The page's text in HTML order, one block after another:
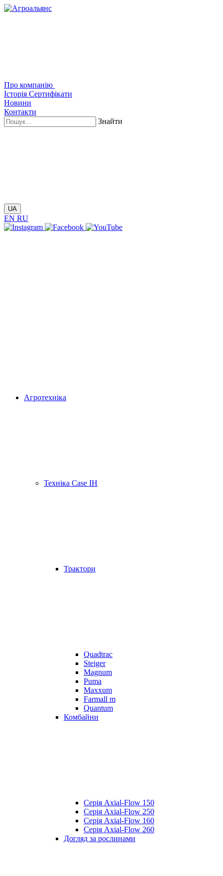
Про компанію
Історія Сертифікати
Новини
Контакти
Знайти
UA
EN RU
Агротехніка
Техніка Case IH
Трактори
Quadtrac
Steiger
Magnum
Puma
Maxxum
Farmall m
Quantum
Комбайни
Серія Axial-Flow 150
Серія Axial-Flow 250
Серія Axial-Flow 160
Серія Axial-Flow 260
Догляд за рослинами